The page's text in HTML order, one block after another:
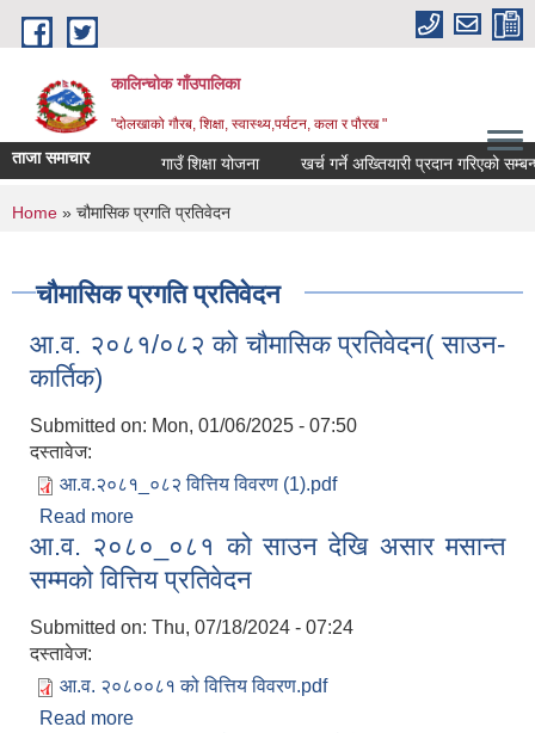
Skip to main content
कालिन्चोक गाँउपालिका
"दोलखाको गौरब, शिक्षा, स्वास्थ्य,पर्यटन, कला र पौरख "
ताजा समाचार गाउँ शिक्षा योजना खर्च गर्ने अख्तियारी प्रदान गरिएको
You are here
Home » चौमासिक प्रगति प्रतिवेदन
चौमासिक प्रगति प्रतिवेदन
आ.व. २०८१/०८२ को चौमासिक प्रतिवेदन( साउन-
कार्तिक)
Submitted on: Mon, 01/06/2025 - 07:50
दस्तावेज:
आ.व.२०८१_०८२ वित्तिय विवरण (1).pdf
Read more
कार्तिक)
आ.व. २०८०_०८१ को साउन देखि असार मसान्त
सम्मको वित्तिय प्रतिवेदन
Submitted on: Thu, 07/18/2024 - 07:24
दस्तावेज:
आ.व. २०८००८१ को वित्तिय विवरण.pdf
Read more